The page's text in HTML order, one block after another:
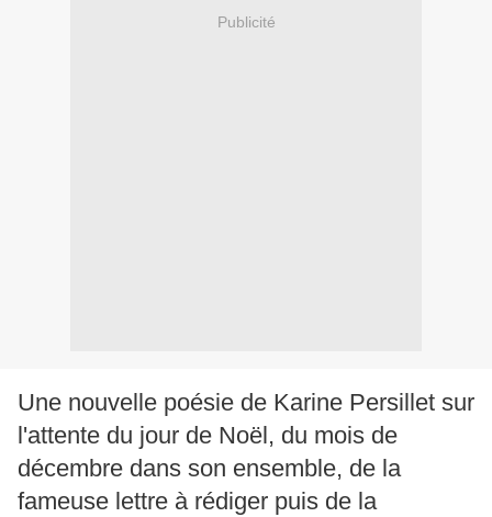
Publicité
Une nouvelle poésie de Karine Persillet sur
l'attente du jour de Noël, du mois de
décembre dans son ensemble, de la
fameuse lettre à rédiger puis de la